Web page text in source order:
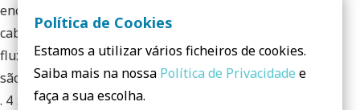
encastrar herméticas são fáceis de perfurar com
cabos e tubos (sem ferramentas adicionais) e os
fluxos de ar, as perdas de calor e o efeito de chaminé
são evitados;
. 4 x 3 cúpulas de parafusos – 4 cúpulas de parafusos
Política de Cookies
Estamos a utilizar vários ficheiros de cookies.
Saiba mais na nossa Política de Privacidade e
faça a sua escolha.